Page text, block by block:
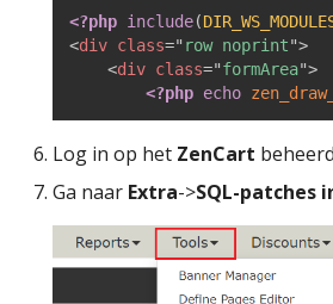
<?php include(
<div class=" row noprint">
<div class="formArea">
<?php echo
Log in op het ZenCart
Ga naar Extra->SQL-patches